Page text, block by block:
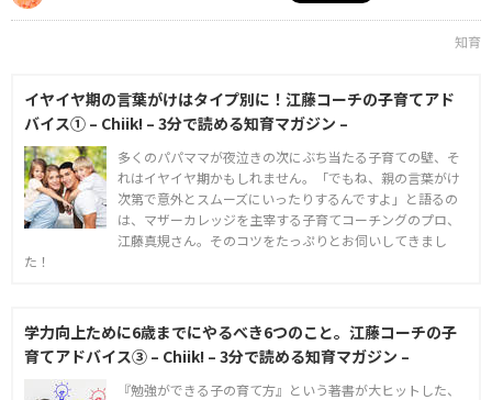
知育
イヤイヤ期の言葉がけはタイプ別に！江藤コーチの子育てアド
バイス① – Chiik! – 3分で読める知育マガジン –
多くのパパママが夜泣きの次にぶち当たる子育ての壁、そ
れはイヤイヤ期かもしれません。「でもね、親の言葉がけ
次第で意外とスムーズにいったりするんですよ」と語るの
は、マザーカレッジを主宰する子育てコーチングのプロ、
江藤真規さん。そのコツをたっぷりとお伺いしてきまし
た！
学力向上ために6歳までにやるべき6つのこと。江藤コーチの子
育てアドバイス③ – Chiik! – 3分で読める知育マガジン –
『勉強ができる子の育て方』という著書が大ヒットした、